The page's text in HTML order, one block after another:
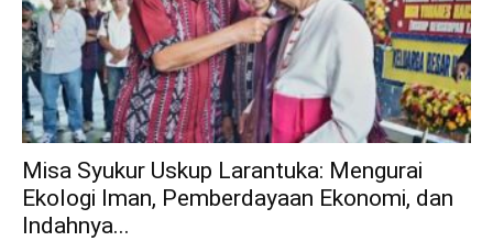
Misa Syukur Uskup Larantuka: Mengurai
Ekologi Iman, Pemberdayaan Ekonomi, dan
Indahnya...